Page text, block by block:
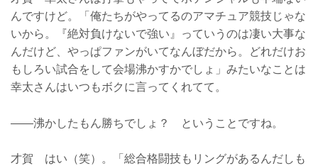
んですけど。「俺たちがやってるのアマチュア競技じゃな
いから。『絶対負けないで強い』っていうのは凄い大事な
んだけど、やっぱファンがいてなんぼだから。どれだけお
もしろい試合をして会場沸かすかでしょ」みたいなことは
幸太さんはいつもボクに言ってくれてて。
——沸かしたもん勝ちでしょ？ ということですね。
才賀 はい（笑）。「総合格闘技もリングがあるんだしも